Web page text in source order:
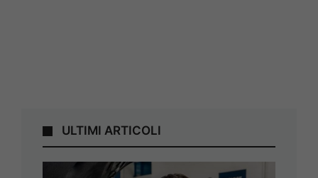
ULTIMI ARTICOLI